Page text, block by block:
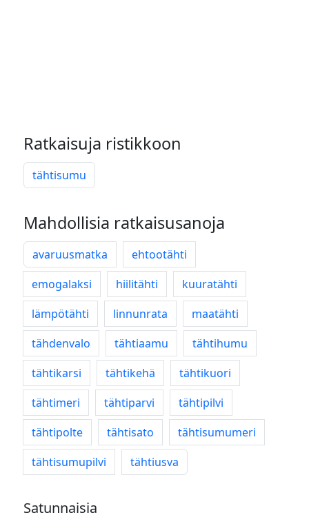
Ratkaisuja ristikkoon
tähtisumu
Mahdollisia ratkaisusanoja
avaruusmatka
ehtootähti
emogalaksi
hiilitähti
kuuratähti
lämpötähti
linnunrata
maatähti
tähdenvalo
tähtiaamu
tähtihumu
tähtikarsi
tähtikehä
tähtikuori
tähtimeri
tähtiparvi
tähtipilvi
tähtipolte
tähtisato
tähtisumumeri
tähtisumupilvi
tähtiusva
Satunnaisia